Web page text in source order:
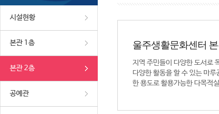
시설현황
본관 1층
본관 2층
공예관
울주생활문화센터
지역 주민들이 다양한 도서로
다양한 활동을 할 수 있는 마
한 용도로 활용가능한 다목적